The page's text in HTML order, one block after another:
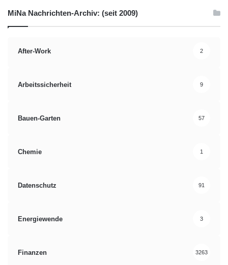
MiNa Nachrichten-Archiv: (seit 2009)
After-Work 2
Arbeitssicherheit 9
Bauen-Garten 57
Chemie 1
Datenschutz 91
Energiewende 3
Finanzen 3263